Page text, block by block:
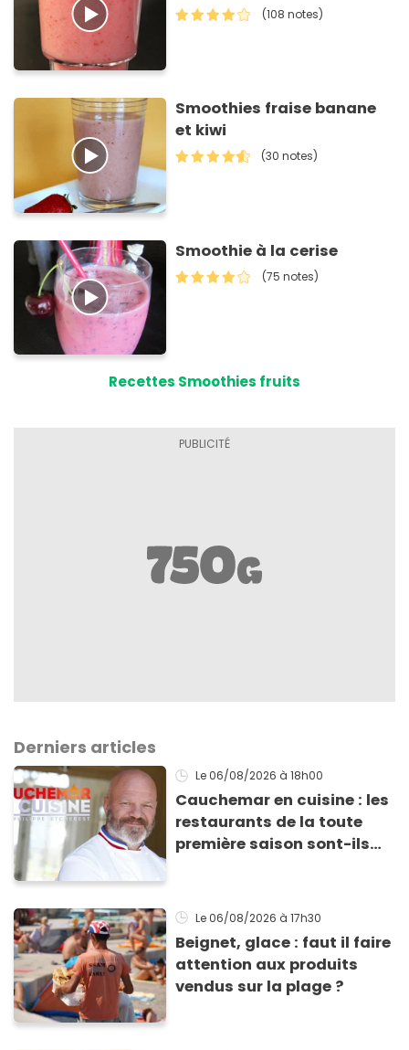
(108 notes)
Smoothies fraise banane
et kiwi
(30 notes)
Smoothie à la cerise
(75 notes)
Recettes Smoothies fruits
Derniers articles
Le 06/08/2026 à 18h00
Cauchemar en cuisine : les
restaurants de la toute
première saison sont-ils
Le 06/08/2026 à 17h30
Beignet, glace : faut il faire
attention aux produits
vendus sur la plage ?